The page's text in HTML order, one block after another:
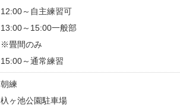
12:00～自主練習可
13:00～15:00一般部
※畳間のみ
15:00～通常練習
朝練
杁ヶ池公園駐車場